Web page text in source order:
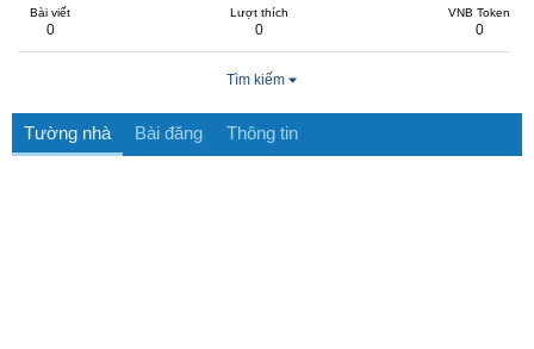
Bài viết
0
Lượt thích
0
VNB Token
0
Tìm kiếm
Tường nhà Bài đăng Thông tin